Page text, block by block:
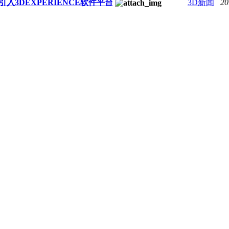
入3DEXPERIENCE软件平台 3D新闻